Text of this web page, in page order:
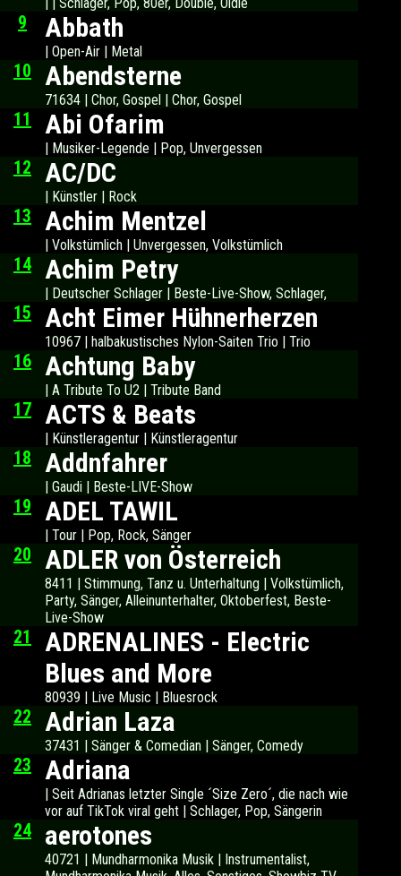
9 Abbath
| Open-Air | Metal
10 Abendsterne
71634 | Chor, Gospel | Chor, Gospel
11 Abi Ofarim
| Musiker-Legende | Pop, Unvergessen
12 AC/DC
| Künstler | Rock
13 Achim Mentzel
| Volkstümlich | Unvergessen, Volkstümlich
14 Achim Petry
| Deutscher Schlager | Beste-Live-Show, Schlager,
15 Acht Eimer Hühnerherzen
10967 | halbakustisches Nylon-Saiten Trio | Trio
16 Achtung Baby
| A Tribute To U2 | Tribute Band
17 ACTS & Beats
| Künstleragentur | Künstleragentur
18 Addnfahrer
| Gaudi | Beste-LIVE-Show
19 ADEL TAWIL
| Tour | Pop, Rock, Sänger
20 ADLER von Österreich
8411 | Stimmung, Tanz u. Unterhaltung | Volkstümlich,
Party, Sänger, Alleinunterhalter, Oktoberfest, Beste-
Live-Show
21
ADRENALINES - Electric
Blues and More
80939 | Live Music | Bluesrock
22 Adrian Laza
37431 | Sänger & Comedian | Sänger, Comedy
23 Adriana
| Seit Adrianas letzter Single ´Size Zero´, die nach wie
vor auf TikTok viral geht | Schlager, Pop, Sängerin
24 aerotones
40721 | Mundharmonika Musik | Instrumentalist,